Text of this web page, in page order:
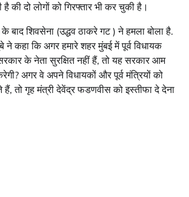
की दो लोगों को गिरफ्तार भी कर चुकी है।
के बाद शिवसेना (उद्धव ठाकरे गट ) ने हमला बोला है.
ने कहा कि अगर हमारे शहर मुंबई में पूर्व विधायक
के नेता सुरक्षित नहीं हैं, तो यह सरकार आम
अगर वे अपने विधायकों और पूर्व मंत्रियों को
तो गृह मंत्री देवेंद्र फडणवीस को इस्तीफा दे देना